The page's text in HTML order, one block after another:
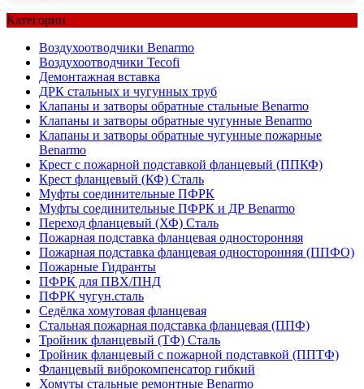
Категории
Воздухоотводчики Benarmo
Воздухоотводчики Tecofi
Демонтажная вставка
ДРК стальных и чугунных труб
Клапаны и затворы обратные стальные Benarmo
Клапаны и затворы обратные чугунные Benarmo
Клапаны и затворы обратные чугунные пожарные
Benarmo
Крест с пожарной подставкой фланцевый (ППКФ)
Крест фланцевый (КФ) Сталь
Муфты соединительные ПФРК
Муфты соединительные ПФРК и ДР Benarmo
Переход фланцевый (ХФ) Сталь
Пожарная подставка фланцевая односторонняя
Пожарная подставка фланцевая односторонняя (ППФО)
Пожарные Гидранты
ПФРК для ПВХ/ПНД
ПФРК чугун.сталь
Седёлка хомутовая фланцевая
Стальная пожарная подставка фланцевая (ППФ)
Тройник фланцевый (ТФ) Сталь
Тройник фланцевый с пожарной подставкой (ППТФ)
Фланцевый виброкомпенсатор гибкий
Хомуты стальные ремонтные Benarmo